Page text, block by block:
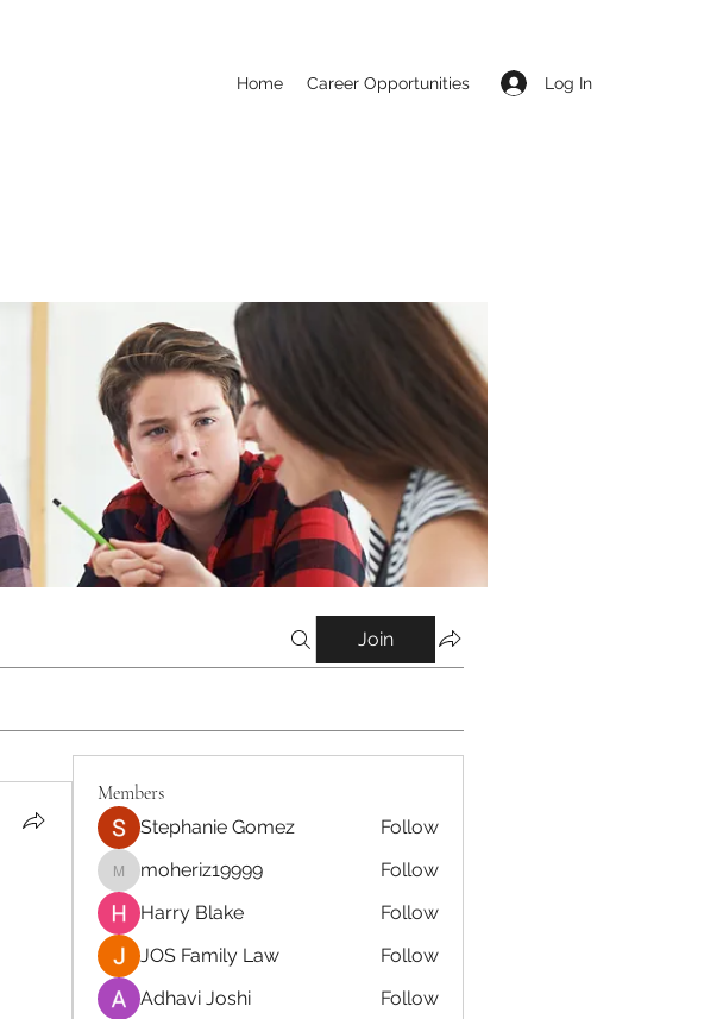
Log In
Home Career Opportunities
Join
Members
Stephanie Gomez Follow
moheriz19999
moheriz19999
Follow
Harry Blake
Follow
JOS Family Law
Follow
Adhavi Joshi
Follow